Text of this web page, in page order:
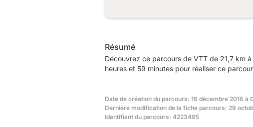
Résumé
Découvrez ce parcours de VTT de 21,7 km
heures et 59 minutes pour réaliser ce
Date de création du parcours: 16 décembre 2016 à
Dernière modification de la fiche parcours: 29
Identifiant du parcours: 4223495